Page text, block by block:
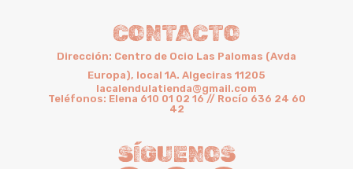
CONTACTO
Dirección: Centro de Ocio Las Palomas (Avda
Europa), local 1A. Algeciras 11205
lacalendulatienda@gmail.com
Teléfonos: Elena 610 01 02 16 // Rocío 636 24 60
42
SÍGUENOS